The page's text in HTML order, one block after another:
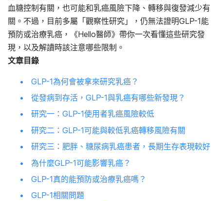
血糖控制有關，也可能和乳癌風險下降、轉移與復發減少有
關。不過，目前多屬「觀察性研究」，仍無法證明GLP-1能
預防或治療乳癌，
《Hello醫師》帶你一次看懂這些研究發
現，以及解讀時該注意哪些限制。
文章目錄
GLP-1為何會被拿來研究乳癌？
從發病到存活，GLP-1與乳癌有哪些新發現？
研究一：GLP-1使用者乳癌風險較低
研究二：GLP-1可能與較低乳癌轉移風險有關
研究三：肥胖、糖尿病乳癌患者，長期生存表現較好
為什麼GLP-1可能影響乳癌？
GLP-1真的能預防或治療乳癌嗎？
GLP-1相關問題